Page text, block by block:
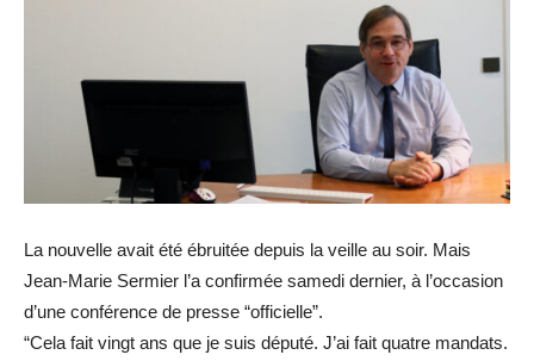
La nouvelle avait été ébruitée depuis la veille au soir. Mais
Jean-Marie Sermier l’a confirmée samedi dernier, à l’occasion
d’une conférence de presse “officielle”.
“Cela fait vingt ans que je suis député. J’ai fait quatre mandats.